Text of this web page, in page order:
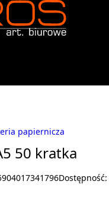
papiernicza
50 kratka
Dostępność: